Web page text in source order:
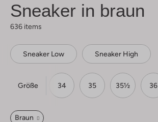
Sneaker in braun
636 items
Sneaker Low Sneaker High
Größe
33½ 34 35 35½ 36
Braun